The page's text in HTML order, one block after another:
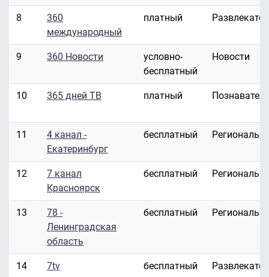
8
360
международный
платный
9 360 Новости
условно-
бесплатный
Новости
10 365 дней ТВ платный
11
4 канал -
Екатеринбург
бесплатный
12
7 канал
Красноярск
бесплатный
13
78 -
Ленинградская
область
бесплатный
14 7tv бесплатный